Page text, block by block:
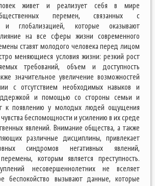
живет и реализует себя в мире
перемен, связанных с
и глобализацией, которые оказывают
на все сферы жизни современного
ставят молодого человека перед лицом
меняющиеся условия жизни: резкий рост
требований, объем и доступность
значительное увеличение возможностей
с отсутствием необходимых навыков и
и помощью со стороны семьи и
к появлению у молодых людей ощущения
чувства беспомощности и усилению в их среде
явлений. Внимание общества, а также
различные дисциплины, привлекает
синдромов негативных явлений,
которым является преступность.
несовершеннолетних не вселяет
беспокойство вызывают данные, которые